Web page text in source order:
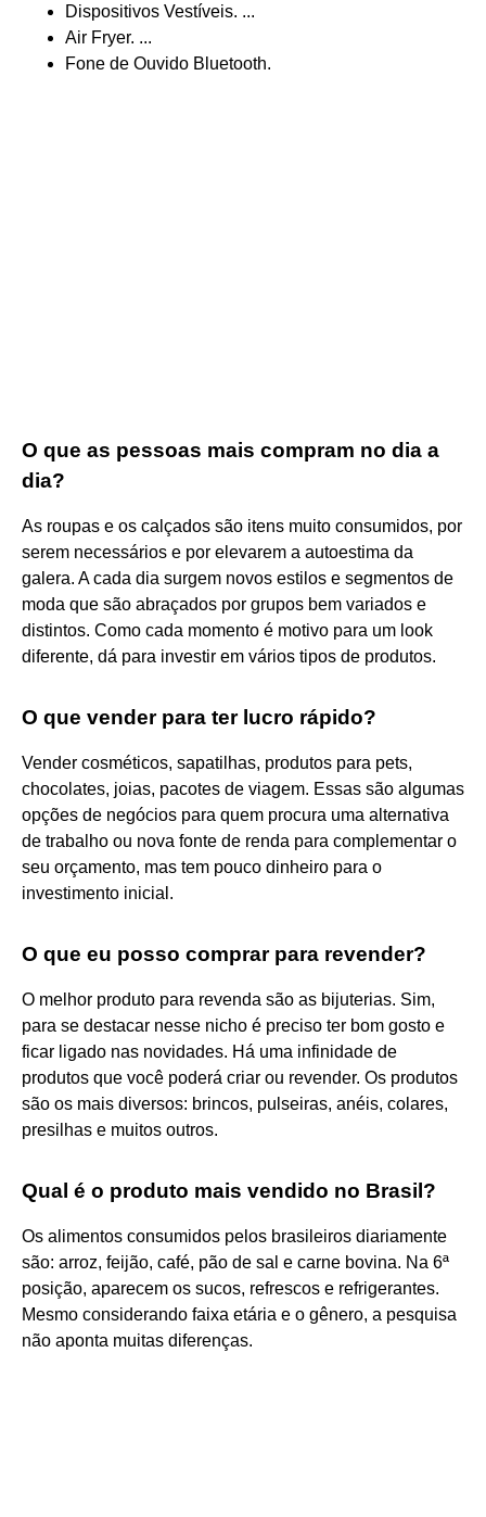
Dispositivos Vestíveis. ...
Air Fryer. ...
Fone de Ouvido Bluetooth.
O que as pessoas mais compram no dia a
dia?
As roupas e os calçados são itens muito consumidos, por
serem necessários e por elevarem a autoestima da
galera. A cada dia surgem novos estilos e segmentos de
moda que são abraçados por grupos bem variados e
distintos. Como cada momento é motivo para um look
diferente, dá para investir em vários tipos de produtos.
O que vender para ter lucro rápido?
Vender cosméticos, sapatilhas, produtos para pets,
chocolates, joias, pacotes de viagem. Essas são algumas
opções de negócios para quem procura uma alternativa
de trabalho ou nova fonte de renda para complementar o
seu orçamento, mas tem pouco dinheiro para o
investimento inicial.
O que eu posso comprar para revender?
O melhor produto para revenda são as bijuterias. Sim,
para se destacar nesse nicho é preciso ter bom gosto e
ficar ligado nas novidades. Há uma infinidade de
produtos que você poderá criar ou revender. Os produtos
são os mais diversos: brincos, pulseiras, anéis, colares,
presilhas e muitos outros.
Qual é o produto mais vendido no Brasil?
Os alimentos consumidos pelos brasileiros diariamente
são: arroz, feijão, café, pão de sal e carne bovina. Na 6ª
posição, aparecem os sucos, refrescos e refrigerantes.
Mesmo considerando faixa etária e o gênero, a pesquisa
não aponta muitas diferenças.